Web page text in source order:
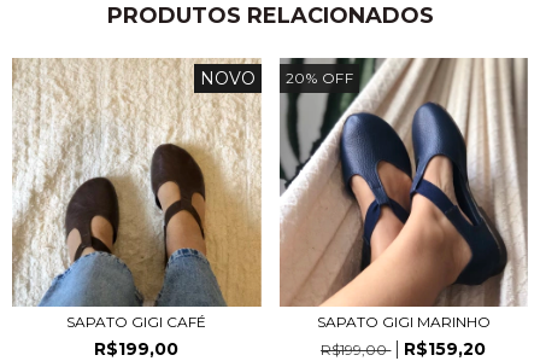
PRODUTOS RELACIONADOS
NOVO
SAPATO GIGI CAFÉ
R$199,00
20% OFF
SAPATO GIGI MARINHO
R$199,00
R$159,20